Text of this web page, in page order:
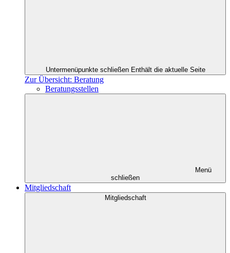
Untermenüpunkte schließen Enthält die aktuelle Seite
Zur Übersicht: Beratung
Beratungsstellen
Menü
schließen
Mitgliedschaft
Mitgliedschaft